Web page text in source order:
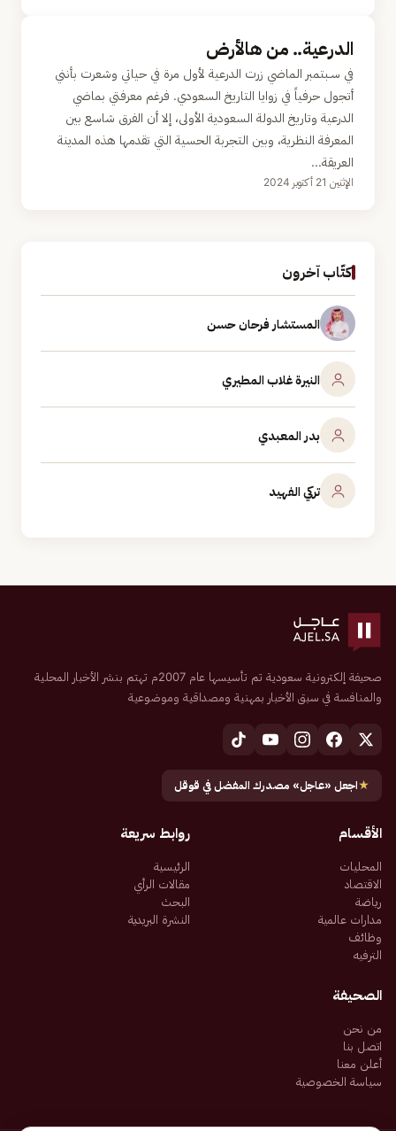
الدرعية.. من هالأرض
في سـبتمبر الماضي زرت الدرعية لأول مرة في حياتي وشعرت بأنني
أتجول حرفياً في زوايا التاريخ السعودي. فرغم معرفتي بماضي
الدرعية وتاريخ الدولة السعودية الأولى، إلا أن الفرق شاسع بين
المعرفة النظرية، وبين التجربة الحسية التي تقدمها هذه المدينة
العريقة...
الإثنين 21 أكتوبر 2024
كتّاب آخرون
المستشار فرحان حسن
النيرة غلاب المطيري
بدر المعبدي
تركي الفهيد
صحيفة إلكترونية سعودية تم تأسيسها عام 2007م تهتم بنشر الأخبار المحلية
والمنافسة في سبق الأخبار بمهنية ومصداقية وموضوعية
★اجعل «عاجل» مصدرك المفضل في قوقل
الأقسام
المحليات
الاقتصاد
رياضة
مدارات عالمية
وظائف
الترفيه
روابط سريعة
الرئيسية
مقالات الرأي
البحث
النشرة البريدية
الصحيفة
من نحن
اتصل بنا
أعلن معنا
سياسة الخصوصية